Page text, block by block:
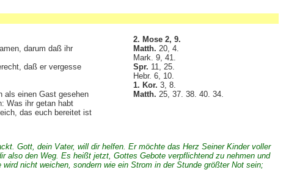
darum daß ihr
daß er vergesse
als einen Gast gesehen
Was ihr getan habt
das euch bereitet ist
2. Mose 2, 9.
Matth. 20, 4.
Mark. 9, 41.
Spr. 11, 25.
Hebr. 6, 10.
1. Kor. 3, 8.
Matth. 25, 37. 38. 40. 34.
Gott, dein Vater, will dir helfen. Er möchte das Herz Seiner Kinder voller
also den Weg. Es heißt jetzt, Gottes Gebote verpflichtend zu nehmen und
nicht weichen, sondern wie ein Strom in der Stunde größter Not sein;